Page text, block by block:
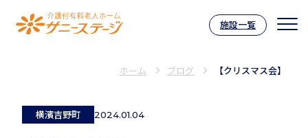
介護付有料老人ホーム サニーステー
施設一覧
ホーム ブログ 【クリスマス会】
横濱吉野町 2024.01.04